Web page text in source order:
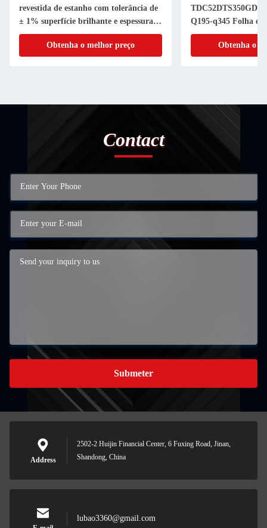
revestida de estanho com tolerância de
± 1% superfície brilhante e espessura
personalizada
Obtenha o melhor preço
TDC52DTS350GD
Q195-q345 Folha de
de estanho de
desempenhoObtenha o
Contact
Submeter
Address
2502-2 Huijin Financial Center, 6 Fuxing Road, Jinan,
Shandong, China
lubao3360@gmail.com